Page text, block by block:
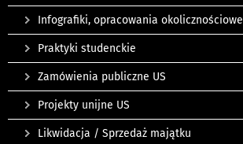
Infografiki, opracowania okolicznościowe
Praktyki studenckie
Zamówienia publiczne US
Projekty unijne US
Likwidacja / Sprzedaż majątku